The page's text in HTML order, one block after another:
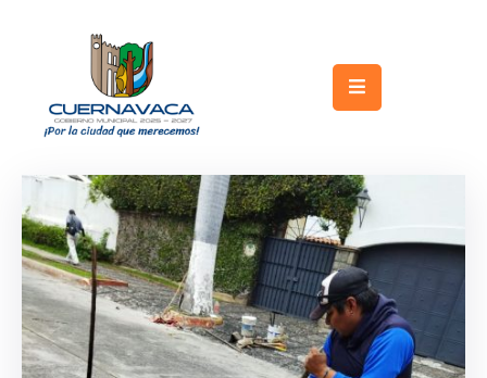
Gobierno
Trámites
y
Servicios
Licitaciones